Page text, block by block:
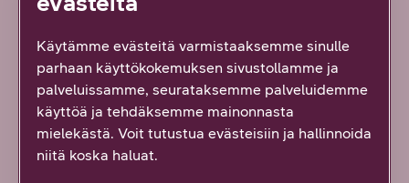
Taloyhtiöpäättäjä ja
isännöitsijä
DNA Taloyhtiömyynnin paikallinen yhteyshenkilö
kertoo mielellään, miten kuidun rakentaminen
Käytämme evästeitä varmistaaksemme sinulle
parhaan käyttökokemuksen sivustollamme ja
palveluissamme, seurataksemme palveluidemme
käyttöä ja tehdäksemme mainonnasta
mielekästä. Voit tutustua evästeisiin ja hallinnoida
niitä koska haluat.